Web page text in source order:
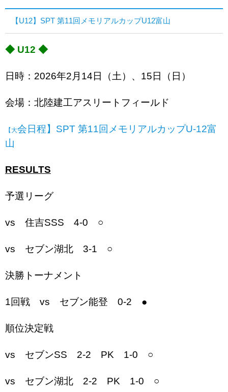
【U12】SPT 第11回メモリアルカップU12富山
◆ U12 ◆
日時：2026年2月14日（土）、15日（日）
会場：北陸建工アスリートフィールド
【大会日程】SPT 第11回メモリアルカップU-12富
山
RESULTS
予選リーグ
vs 住吉SSS 4-0 ○
vs セブン湖北 3-1 ○
決勝トーナメント
1回戦 vs セブン能登 0-2 ●
順位決定戦
vs セブンSS 2-2 PK 1-0 ○
vs セブン湖北 2-2 PK 1-0 ○